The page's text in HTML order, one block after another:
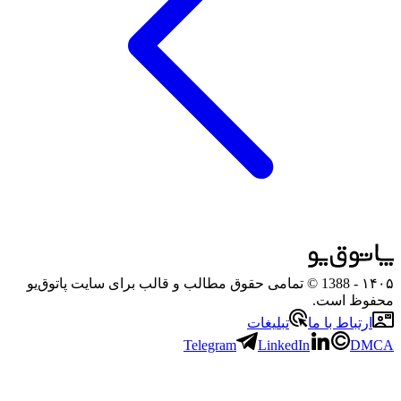
۱۴۰۵
- 1388 © تمامی حقوق مطالب و قالب برای سایت پاتوق‌یو
محفوظ است.
ارتباط با ما
تبلیغات
Telegram
LinkedIn DMCA